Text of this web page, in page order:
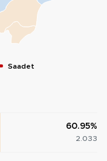
Saadet
60.95%
2.033